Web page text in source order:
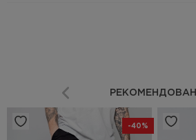
РЕКОМЕНДОВАНІ
-40%